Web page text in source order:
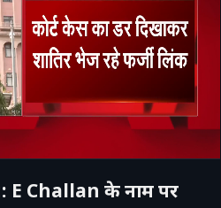
Challan के नाम पर